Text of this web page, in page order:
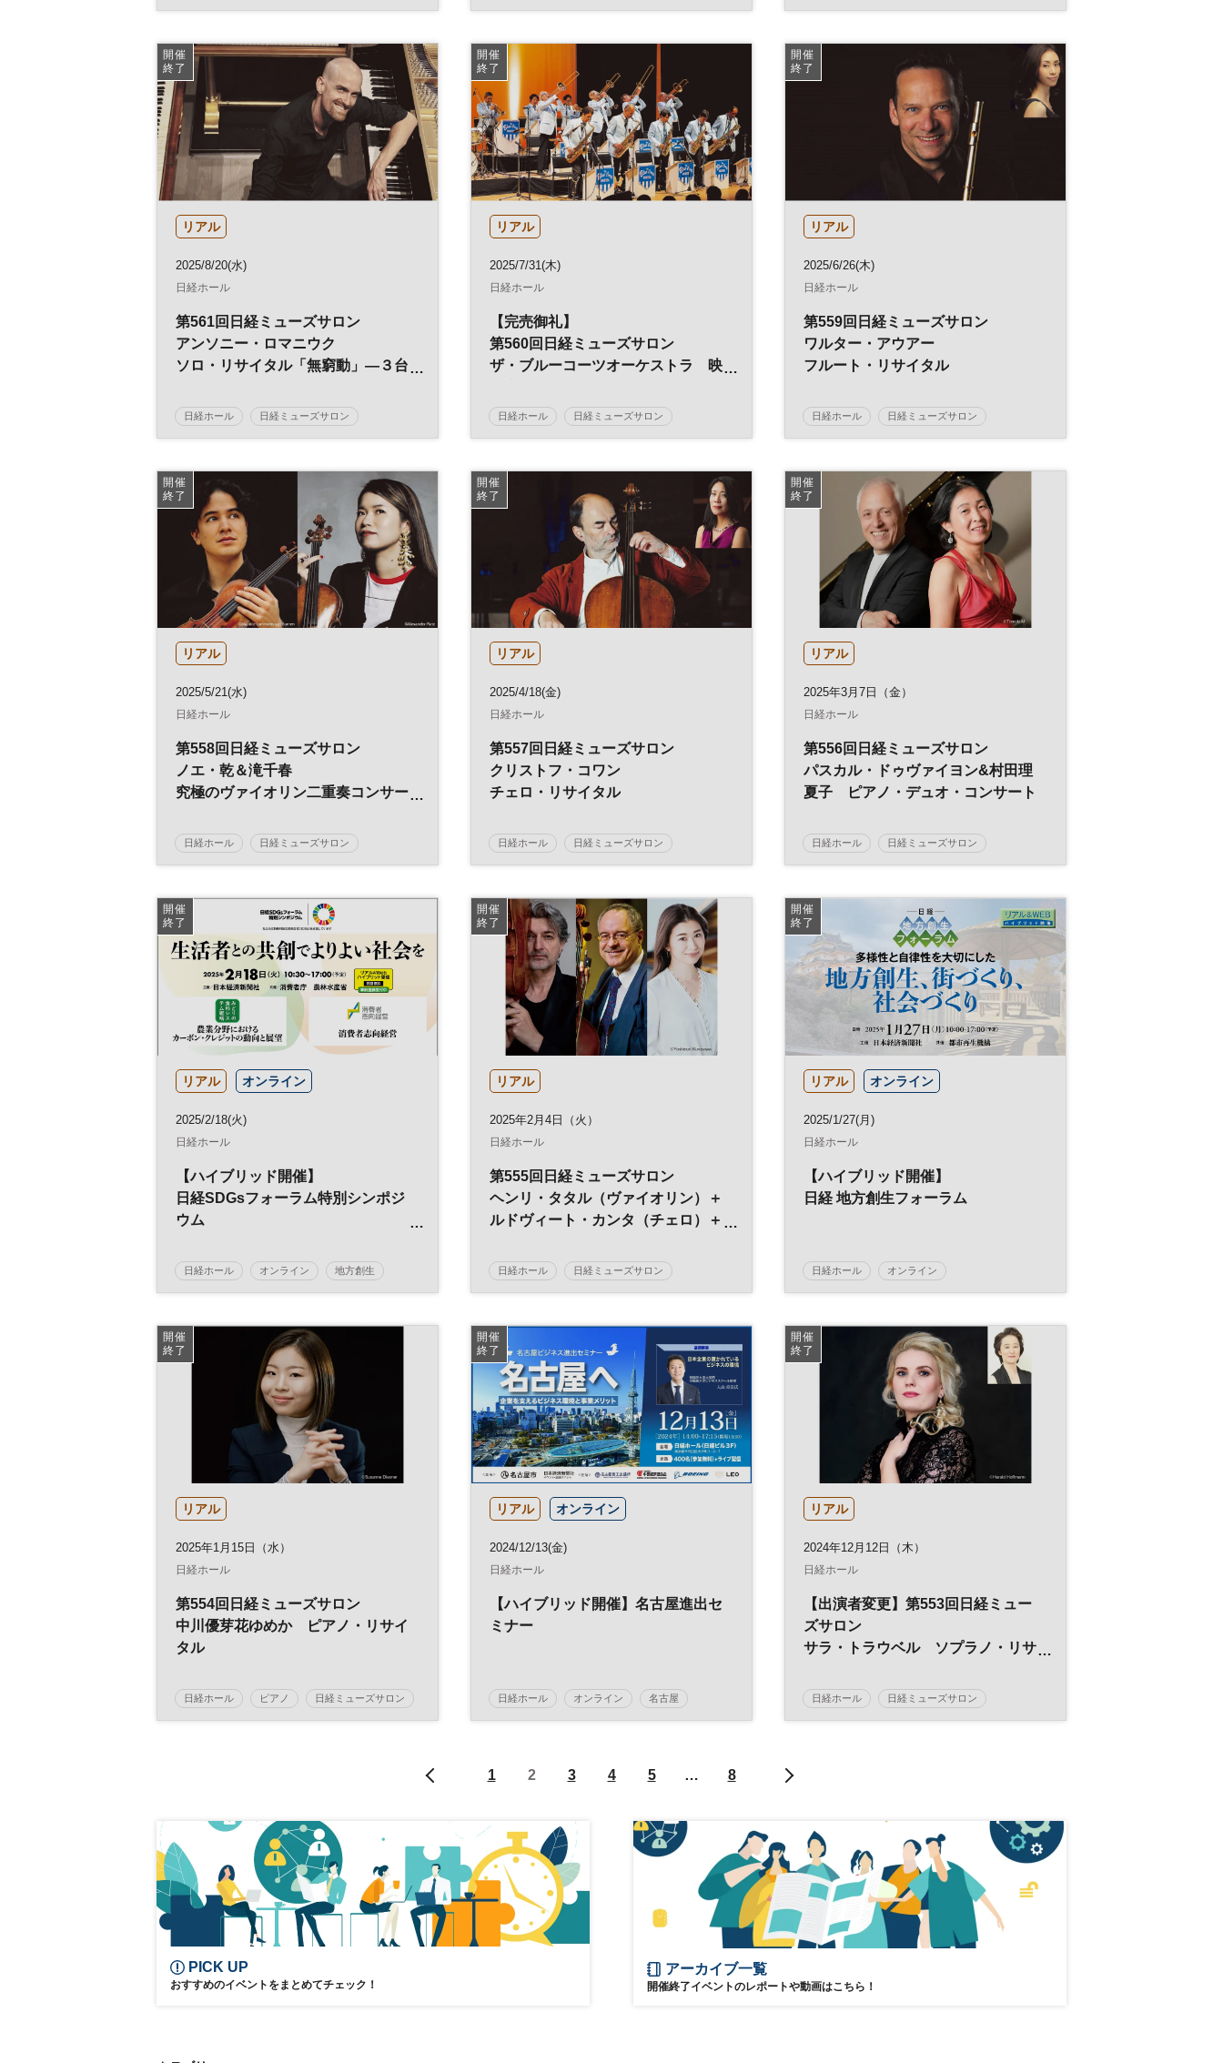
開催
終了
リアル
2025/8/20(水)
日経ホール
第561回日経ミューズサロン
アンソニー・ロマニウク
ソロ・リサイタル「無窮動」―３台
日経ホール 日経ミューズサロン
開催
終了
リアル
2025/7/31(木)
日経ホール
【完売御礼】
第560回日経ミューズサロン
ザ・ブルーコーツオーケストラ 映
日経ホール 日経ミューズサロン
開催
終了
リアル
2025/6/26(木)
日経ホール
第559回日経ミューズサロン
ワルター・アウアー
フルート・リサイタル
日経ホール 日経ミューズサロン
開催
終了
リアル
2025/5/21(水)
日経ホール
第558回日経ミューズサロン
ノエ・乾＆滝千春
究極のヴァイオリン二重奏コンサー
日経ホール 日経ミューズサロン
開催
終了
リアル
2025/4/18(金)
日経ホール
第557回日経ミューズサロン
クリストフ・コワン
チェロ・リサイタル
日経ホール 日経ミューズサロン
開催
終了
リアル
2025年3月7日（金）
日経ホール
第556回日経ミューズサロン
パスカル・ドゥヴァイヨン&村田理
夏子 ピアノ・デュオ・コンサート
日経ホール 日経ミューズサロン
開催
終了
リアル オンライン
2025/2/18(火)
日経ホール
【ハイブリッド開催】
日経SDGsフォーラム特別シンポジ
ウム
を」
日経ホール オンライン 地方創生
参加無料
開催
終了
リアル
2025年2月4日（火）
日経ホール
第555回日経ミューズサロン
ヘンリ・タタル（ヴァイオリン）＋
ルドヴィート・カンタ（チェロ）＋
の夕べ
日経ホール 日経ミューズサロン
開催
終了
リアル オンライン
2025/1/27(月)
日経ホール
【ハイブリッド開催】
日経 地方創生フォーラム
日経ホール オンライン
SDGs 地域活性化
開催
終了
リアル
2025年1月15日（水）
日経ホール
第554回日経ミューズサロン
中川優芽花ゆめか ピアノ・リサイ
タル
日経ホール ピアノ 日経ミューズサロン
開催
終了
リアル オンライン
2024/12/13(金)
日経ホール
【ハイブリッド開催】名古屋進出セ
ミナー
日経ホール オンライン 名古屋
開催
終了
リアル
2024年12月12日（木）
日経ホール
【出演者変更】第553回日経ミュー
ズサロン
サラ・トラウベル ソプラノ・リサ
日経ホール 日経ミューズサロン
1 2 3 4 5 … 8
PICK UP
おすすめのイベントをまとめてチェック！
アーカイブ一覧
開催終了イベントのレポートや動画はこちら！